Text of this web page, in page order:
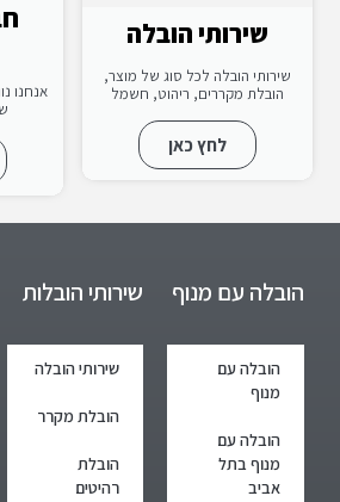
שירותי הובלה
שירותי הובלה לכל סוג של מוצר,
הובלת מקררים, ריהוט, חשמל
לחץ כאן
אנחנו
הובלה עם מנוף
הובלה עם
מנוף
הובלה עם
מנוף בתל
אביב
שירותי הובלות
שירותי הובלה
הובלת מקרר
הובלת
רהיטים